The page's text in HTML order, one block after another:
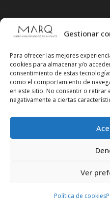
Gestionar
Para ofrecer las mejores
cookies para almacenar y/o
consentimiento de estas
como el comportamiento de
en este sitio. No consentir o
negativamente a ciertas
Ver
Política de cookies
Síguenos en